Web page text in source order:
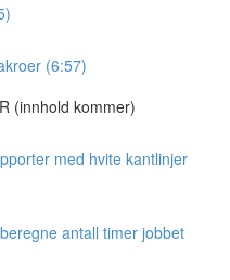
(6:57)
(innhold kommer)
med hvite kantlinjer
antall timer jobbet